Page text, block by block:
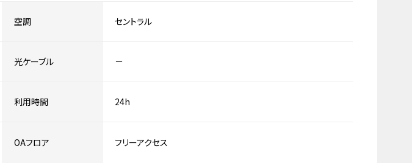
空調 セントラル
光ケーブル －
利用時間 24h
OAフロア フリーアクセス